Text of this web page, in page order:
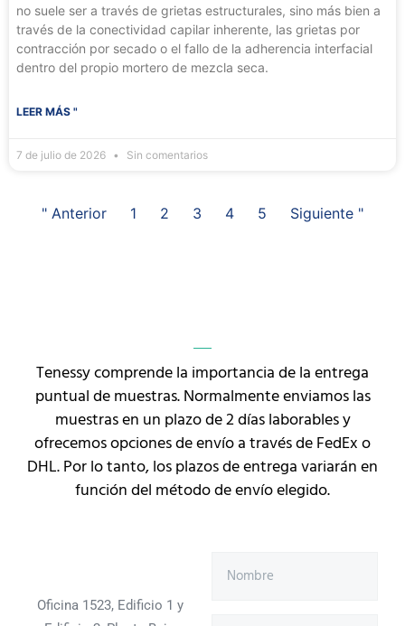
no suele ser a través de grietas estructurales, sino más bien a
través de la conectividad capilar inherente, las grietas por
contracción por secado o el fallo de la adherencia interfacial
dentro del propio mortero de mezcla seca.
LEER MÁS "
7 de julio de 2026 Sin comentarios
" Anterior 1 2 3 4 5 Siguiente "
Tenessy comprende la importancia de la entrega
puntual de muestras. Normalmente enviamos las
muestras en un plazo de 2 días laborables y
ofrecemos opciones de envío a través de FedEx o
DHL. Por lo tanto, los plazos de entrega variarán en
función del método de envío elegido.
Oficina 1523, Edificio 1 y